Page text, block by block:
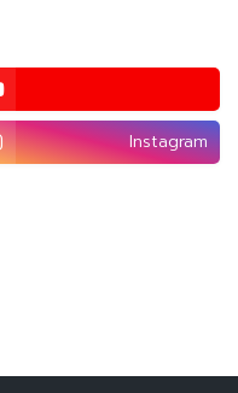
Instagram